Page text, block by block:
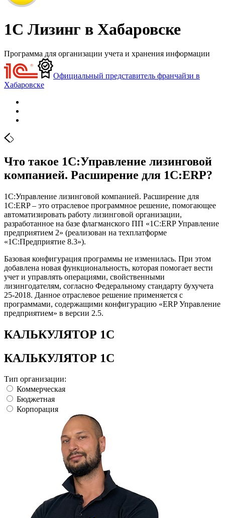
1С Лизинг в Хабаровске
Программа для организации учета и хранения информации
Официальный представитель франчайзи в
Хабаровске
Что такое 1С:Управление лизинговой
компанией. Расширение для 1С:ERP?
1С:Управление лизинговой компанией. Расширение для
1С:ERP – это отраслевое программное решение, помогающее
автоматизировать работу лизинговой организации,
разработанное на базе флагманского ПП «1С:ERP Управление
предприятием 2» (реализован на техплатформе
«1С:Предприятие 8.3»).
Базовая конфигурация программы не изменилась. При этом
добавлена новая функциональность, которая помогает вести
учет и управлять операциями, свойственными
лизингодателям, согласно Федеральному стандарту бухучета
25-2018. Данное отраслевое решение применяется с
программами, содержащими конфигурацию «ERP Управление
предприятием» в версии 2.5.
КАЛЬКУЛЯТОР 1С
КАЛЬКУЛЯТОР 1С
Тип организации:
Коммерческая
Бюджетная
Корпорация